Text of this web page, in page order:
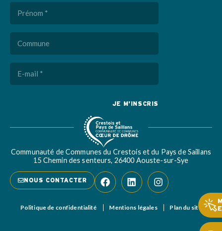
Prénom
(Nécessaire)
Commune
E-
mail
(Nécessaire)
Communauté de Communes du Crestois et du Pays de Saillans
15 Chemin des senteurs, 26400 Aouste-sur-Sye
NOUS CONTACTER
Politique de confidentialité Mentions légales Plan du site